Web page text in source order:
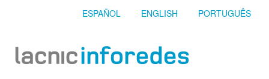
ESPAÑOL ENGLISH PORTUGUÊS